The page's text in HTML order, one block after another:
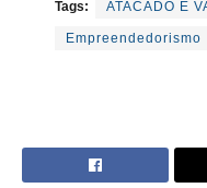
Tags: ATACADO E
Empreendedorismo